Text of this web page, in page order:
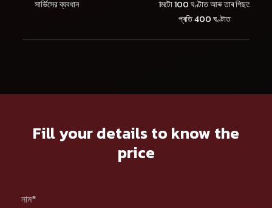
সার্ভিসের ব্যবধান
1মটো 100 ঘণ্টাত আৰু তাৰ পিছত
প্ৰতি 400 ঘণ্টাত
Fill your details to know the
price
নাম*